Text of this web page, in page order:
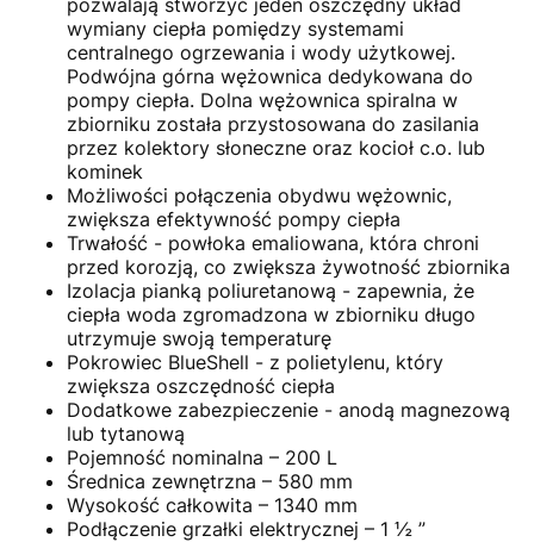
wymiany ciepła pomiędzy systemami
centralnego ogrzewania i wody użytkowej.
Podwójna górna wężownica dedykowana do
pompy ciepła. Dolna wężownica spiralna w
zbiorniku została przystosowana do zasilania
przez kolektory słoneczne oraz kocioł c.o. lub
kominek
Możliwości połączenia obydwu wężownic,
zwiększa efektywność pompy ciepła
Trwałość - powłoka emaliowana, która chroni
przed korozją, co zwiększa żywotność zbiornika
Izolacja pianką poliuretanową - zapewnia, że
ciepła woda zgromadzona w zbiorniku długo
utrzymuje swoją temperaturę
Pokrowiec BlueShell - z polietylenu, który
zwiększa oszczędność ciepła
Dodatkowe zabezpieczenie - anodą magnezową
lub tytanową
Pojemność nominalna – 200 L
Średnica zewnętrzna – 580 mm
Wysokość całkowita – 1340 mm
Podłączenie grzałki elektrycznej – 1 ½ ”